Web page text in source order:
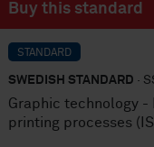
Buy this standard
STANDARD
SWEDISH STANDARD ·
Graphic technology
printing processes